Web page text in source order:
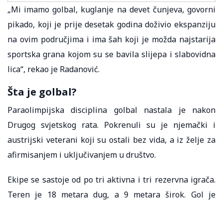
„Mi imamo golbal, kuglanje na devet čunjeva, govorni
pikado, koji je prije desetak godina doživio ekspanziju
na ovim područjima i ima šah koji je možda najstarija
sportska grana kojom su se bavila slijepa i slabovidna
lica“, rekao je Radanović.
Šta je golbal?
Paraolimpijska disciplina golbal nastala je nakon
Drugog svjetskog rata. Pokrenuli su je njemački i
austrijski veterani koji su ostali bez vida, a iz želje za
afirmisanjem i uključivanjem u društvo.
Ekipe se sastoje od po tri aktivna i tri rezervna igrača.
Teren je 18 metara dug, a 9 metara širok. Gol je